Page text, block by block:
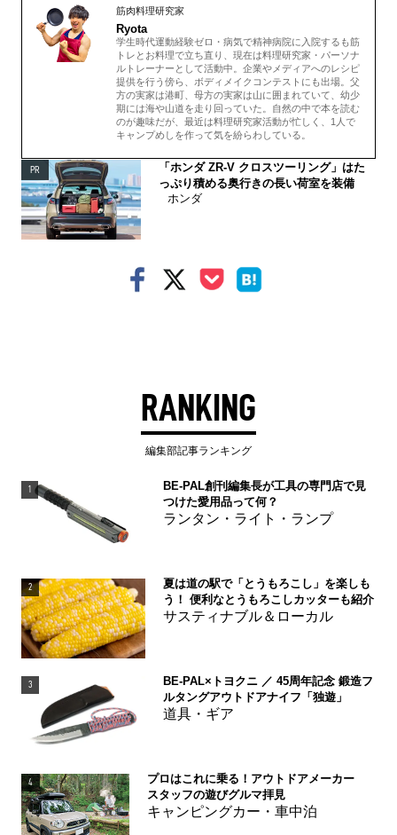
筋肉料理研究家
Ryota
学生時代運動経験ゼロ・病気で精神病院に入院するも筋
トレとお料理で立ち直り、現在は料理研究家・パーソナ
ルトレーナーとして活動中。企業やメディアへのレシピ
提供を行う傍ら、ボディメイクコンテストにも出場。父
方の実家は港町、母方の実家は山に囲まれていて、幼少
期には海や山道を走り回っていた。自然の中で本を読む
のが趣味だが、最近は料理研究家活動が忙しく、1人で
キャンプめしを作って気を紛らわしている。
PR
「ホンダ ZR-V クロスツーリング」はた
っぷり積める奥行きの長い荷室を装備
ホンダ
RANKING
編集部記事ランキング
1
BE-PAL創刊編集長が工具の専門店で見
つけた愛用品って何？
ランタン・ライト・ランプ
2
夏は道の駅で「とうもろこし」を楽しも
う！ 便利なとうもろこしカッターも紹介
サスティナブル＆ローカル
3
BE-PAL×トヨクニ ／ 45周年記念 鍛造フ
ルタングアウトドアナイフ「独遊」
道具・ギア
4
プロはこれに乗る！アウトドアメーカー
スタッフの遊びグルマ拝見
キャンピングカー・車中泊